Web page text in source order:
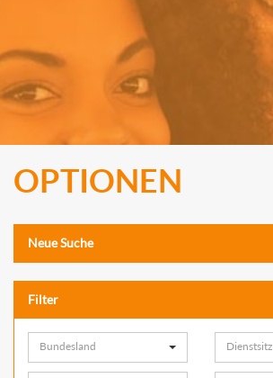
OPTIONEN
Neue Suche
Filter
Bundesland Dienstsitz